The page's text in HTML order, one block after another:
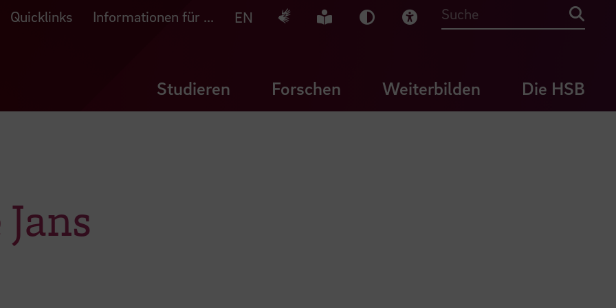
Quicklinks Informationen für ... EN Deutsche Gebärdensprache
Leichte Sprache
Dunkel-Modus
Visuelle Hilfe
Suche
Studieren Forschen Weiterbilden Die HSB